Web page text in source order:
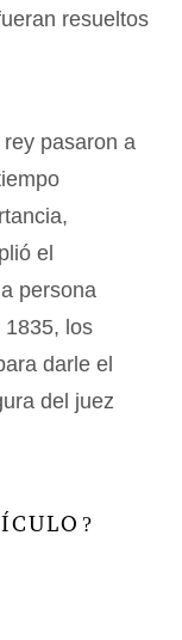
resueltos
pasaron a
el
persona
1835, los
darle el
del juez
?